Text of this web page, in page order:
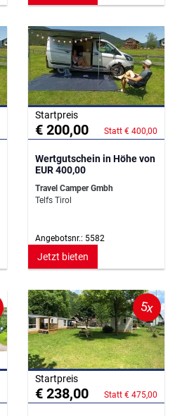
Startpreis
€ 200,00 Statt € 400,00
Wertgutschein in Höhe von
EUR 400,00
Travel Camper Gmbh
Telfs Tirol
Angebotsnr.: 5582
Jetzt bieten
5x
Startpreis
€ 238,00 Statt € 475,00